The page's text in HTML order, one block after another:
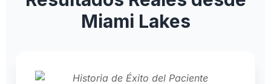
Miami Lakes